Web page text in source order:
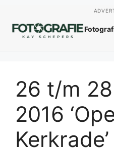
26 t/m
2016
Kerkrade’